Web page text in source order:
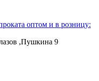
оптом и в розницу:
,Пушкина 9